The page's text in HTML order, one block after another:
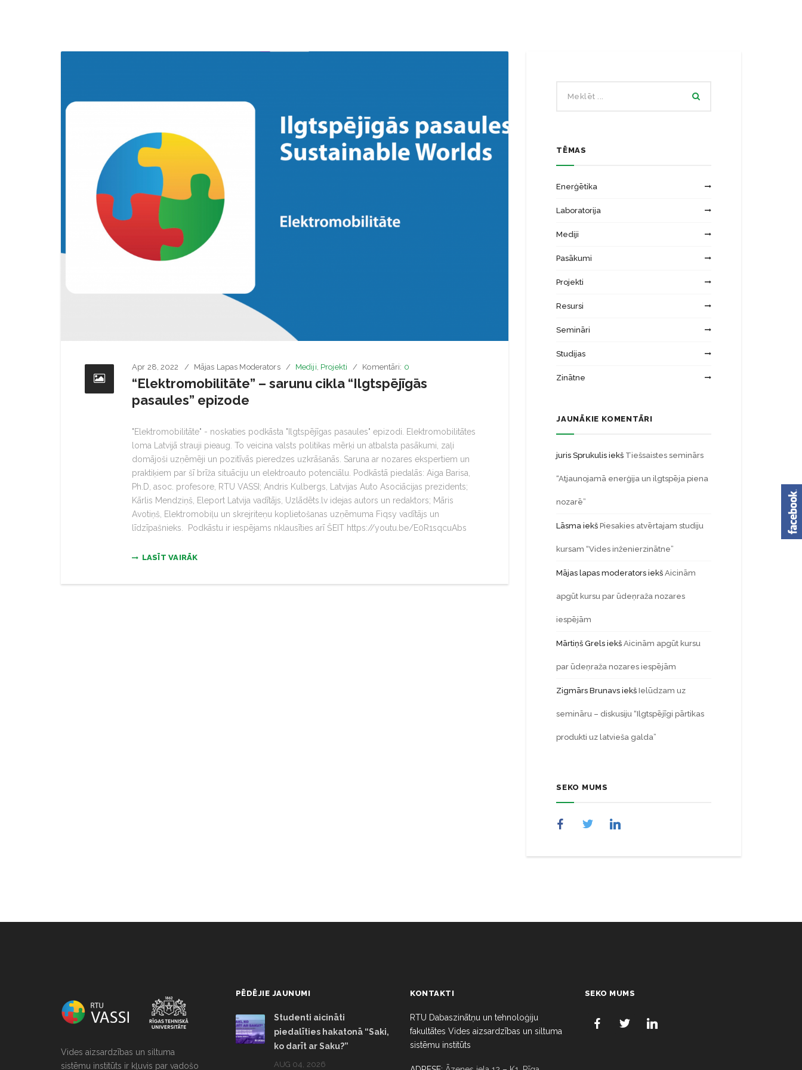
Apr 28, 2022 Mājas Lapas Moderators Mediji Projekti Komentāri: 0
“Elektromobilitāte” – sarunu cikla “Ilgtspējīgās
pasaules” epizode
"Elektromobilitāte" - noskaties podkāsta "Ilgtspējīgas pasaules" epizodi. Elektromobilitātes
loma Latvijā strauji pieaug. To veicina valsts politikas mērķi un atbalsta pasākumi, zaļi
domājoši uzņēmēji un pozitīvās pieredzes uzkrāšanās. Saruna ar nozares ekspertiem un
praktiķiem par šī brīža situāciju un elektroauto potenciālu. Podkāstā piedalās: Aiga Barisa,
Ph.D, asoc. profesore, RTU VASSI; Andris Kulbergs, Latvijas Auto Asociācijas prezidents;
Kārlis Mendziņš, Eleport Latvija vadītājs, Uzlādēts.lv idejas autors un redaktors; Māris
Avotiņš, Elektromobiļu un skrejriteņu koplietošanas uzņēmuma Fiqsy vadītājs un
līdzīpašnieks. Podkāstu ir iespējams nklausīties arī ŠEIT https://youtu.be/E0R1sqcuAbs
LASĪT VAIRĀK
TĒMAS
Enerģētika
Laboratorija
Mediji
Pasākumi
Projekti
Resursi
Semināri
Studijas
Zinātne
JAUNĀKIE KOMENTĀRI
juris Sprukulis iekš Tiešsaistes seminārs
“Atjaunojamā enerģija un ilgtspēja piena
nozarē”
Lāsma iekš Piesakies atvērtajam studiju
kursam “Vides inženierzinātne”
Mājas lapas moderators iekš Aicinām
apgūt kursu par ūdeņraža nozares
iespējām
Mārtiņš Grels iekš Aicinām apgūt kursu
par ūdeņraža nozares iespējām
Zigmārs Brunavs iekš Ielūdzam uz
semināru – diskusiju “Ilgtspējīgi pārtikas
produkti uz latvieša galda”
SEKO MUMS
Vides aizsardzības un siltuma
sistēmu institūts ir kļuvis par vadošo
PĒDĒJIE JAUNUMI
Studenti aicināti
piedalīties hakatonā “Saki,
ko darīt ar Saku?”
AUG 04, 2026
KONTAKTI
RTU Dabaszinātņu un tehnoloģiju
fakultātes Vides aizsardzības un siltuma
sistēmu institūts
SEKO MUMS